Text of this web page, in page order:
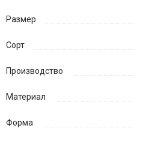
Размер
Сорт
Производство
Материал
Форма